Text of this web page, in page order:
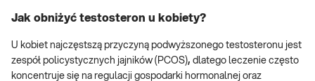
Jak obniżyć testosteron u kobiety?
U kobiet najczęstszą przyczyną podwyższonego testosteronu jest
zespół policystycznych jajników (PCOS), dlatego leczenie często
koncentruje się na regulacji gospodarki hormonalnej oraz